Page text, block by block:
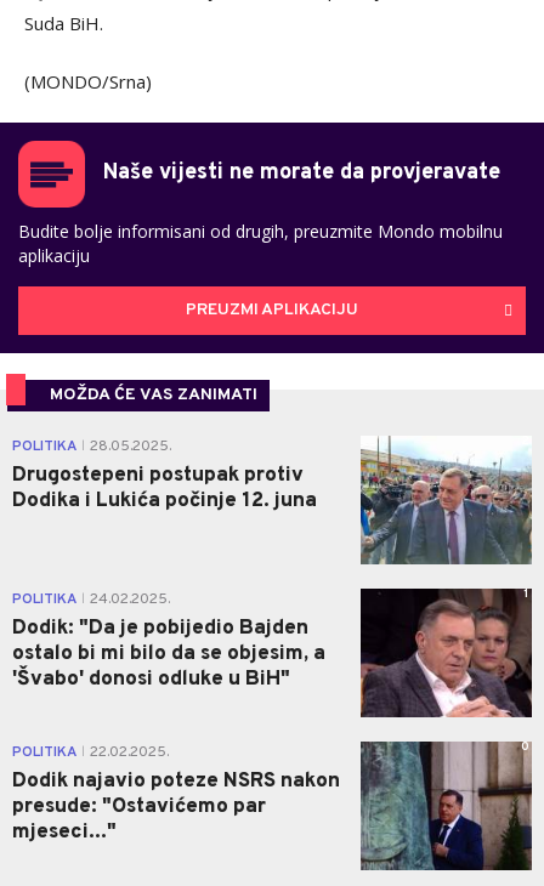
Suda BiH.
(MONDO/Srna)
Naše vijesti ne morate da provjeravate
Budite bolje informisani od drugih, preuzmite Mondo mobilnu
aplikaciju
PREUZMI APLIKACIJU
MOŽDA ĆE VAS ZANIMATI
POLITIKA 28.05.2025.
Drugostepeni postupak protiv
Dodika i Lukića počinje 12. juna
POLITIKA 24.02.2025.
Dodik: "Da je pobijedio Bajden
ostalo bi mi bilo da se objesim, a
'Švabo' donosi odluke u BiH"
1
POLITIKA 22.02.2025.
Dodik najavio poteze NSRS nakon
presude: "Ostavićemo par
mjeseci..."
0